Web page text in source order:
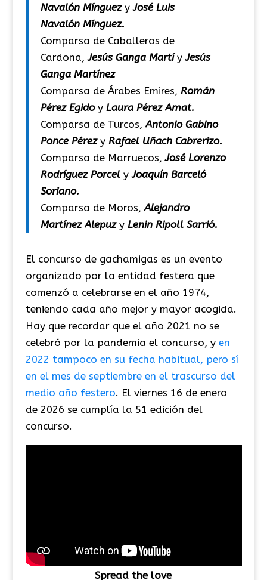
Navalón MínguezyJosé Luis
Navalón Mínguez.
Comparsa de Caballeros de
Cardona,Jesús Ganga Martí yJesús
Ganga Martínez
Comparsa de Árabes Emires, Román
Pérez Egidoy Laura Pérez Amat.
Comparsa de Turcos,Antonio Gabino
Ponce Pérezy Rafael Uñach Cabrerizo.
Comparsa de Marruecos, José Lorenzo
Rodríguez Porcel yJoaquín Barceló
Soriano.
Comparsa de Moros,Alejandro
Martínez Alepuzy Lenin Ripoll Sarrió.
El concurso de gachamigas es un evento
organizado por la entidad festera que
comenzó a celebrarse en el año 1974,
teniendo cada año mejor y mayor acogida.
Hay que recordar que el año 2021 no se
celebró por la pandemia el concurso, y en
2022 tampoco en su fecha habitual, pero sí
en el mes de septiembre en el trascurso del
medio año festero. El viernes 16 de enero
de 2026 se cumplía la 51 edición del
concurso.
Spread the love